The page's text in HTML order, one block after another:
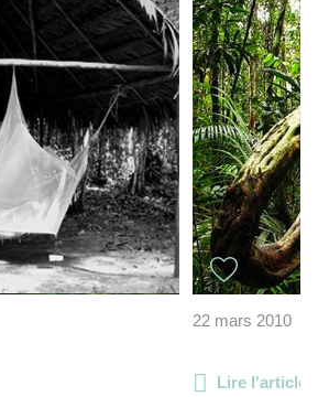
22 mars 2010
Lire l'article